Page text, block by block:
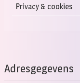
Privacy & cookies
Adresgegevens